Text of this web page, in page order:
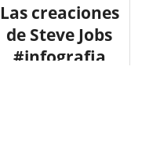
Las creaciones
de Steve Jobs
#infografia